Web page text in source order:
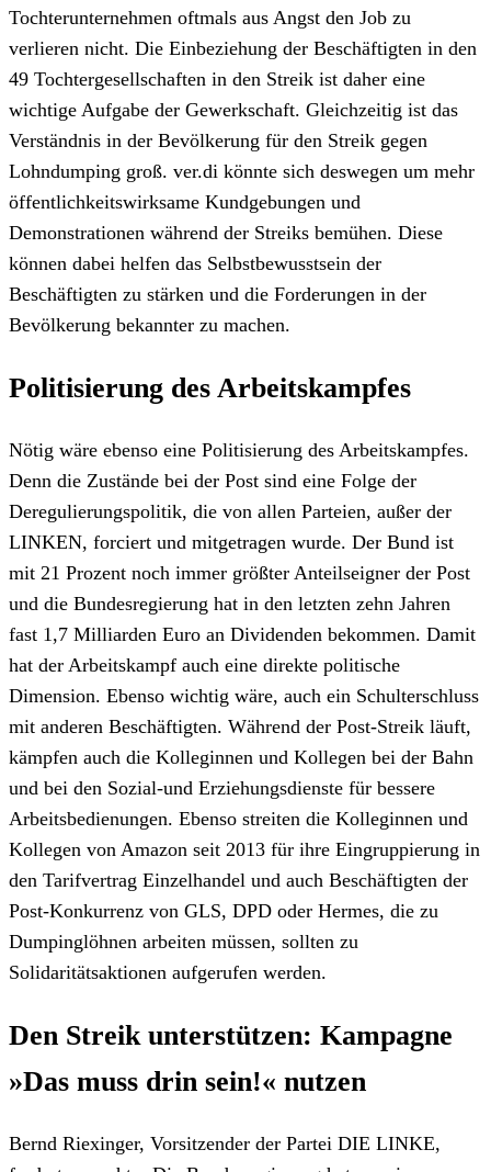
Tochterunternehmen oftmals aus Angst den Job zu
verlieren nicht. Die Einbeziehung der Beschäftigten in den
49 Tochtergesellschaften in den Streik ist daher eine
wichtige Aufgabe der Gewerkschaft. Gleichzeitig ist das
Verständnis in der Bevölkerung für den Streik gegen
Lohndumping groß. ver.di könnte sich deswegen um mehr
öffentlichkeitswirksame Kundgebungen und
Demonstrationen während der Streiks bemühen. Diese
können dabei helfen das Selbstbewusstsein der
Beschäftigten zu stärken und die Forderungen in der
Bevölkerung bekannter zu machen.
Politisierung des Arbeitskampfes
Nötig wäre ebenso eine Politisierung des Arbeitskampfes.
Denn die Zustände bei der Post sind eine Folge der
Deregulierungspolitik, die von allen Parteien, außer der
LINKEN, forciert und mitgetragen wurde. Der Bund ist
mit 21 Prozent noch immer größter Anteilseigner der Post
und die Bundesregierung hat in den letzten zehn Jahren
fast 1,7 Milliarden Euro an Dividenden bekommen. Damit
hat der Arbeitskampf auch eine direkte politische
Dimension. Ebenso wichtig wäre, auch ein Schulterschluss
mit anderen Beschäftigten. Während der Post-Streik läuft,
kämpfen auch die Kolleginnen und Kollegen bei der Bahn
und bei den Sozial-und Erziehungsdienste für bessere
Arbeitsbedienungen. Ebenso streiten die Kolleginnen und
Kollegen von Amazon seit 2013 für ihre Eingruppierung in
den Tarifvertrag Einzelhandel und auch Beschäftigten der
Post-Konkurrenz von GLS, DPD oder Hermes, die zu
Dumpinglöhnen arbeiten müssen, sollten zu
Solidaritätsaktionen aufgerufen werden.
Den Streik unterstützen: Kampagne
»Das muss drin sein!« nutzen
Bernd Riexinger, Vorsitzender der Partei DIE LINKE,